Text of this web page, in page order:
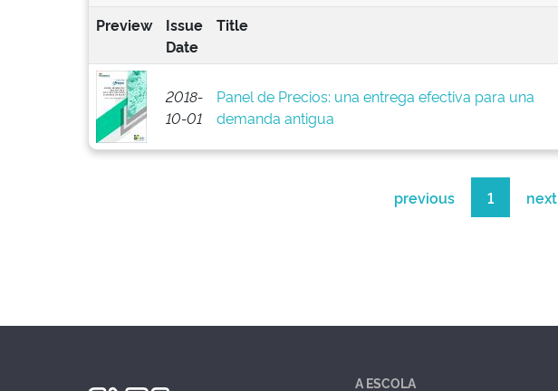
Preview
Issue
Date
Title
2018-
10-01
Panel de Precios: una entrega efectiva para una
demanda antigua
previous 1 next
A ESCOLA